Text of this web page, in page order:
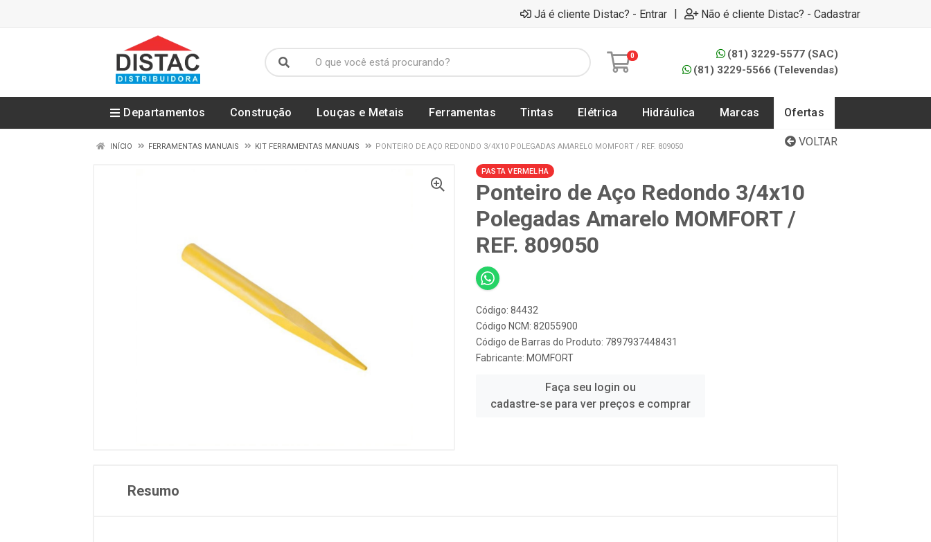
Já é cliente Distac? - Entrar | Não é cliente Distac? - Cadastrar
0
(81) 3229-5577 (SAC)
(81) 3229-5566 (Televendas)
Departamentos Construção Louças e Metais Ferramentas Tintas Elétrica Hidráulica Marcas Ofertas
VOLTAR
INÍCIO FERRAMENTAS MANUAIS KIT FERRAMENTAS MANUAIS PONTEIRO DE AÇO REDONDO 3/4X10 POLEGADAS AMARELO MOMFORT / REF. 809050
PASTA VERMELHA
Ponteiro de Aço Redondo 3/4x10
Polegadas Amarelo MOMFORT /
REF. 809050
Código: 84432
Código NCM: 82055900
Código de Barras do Produto: 7897937448431
Fabricante: MOMFORT
Faça seu login ou
cadastre-se para ver preços e comprar
Resumo